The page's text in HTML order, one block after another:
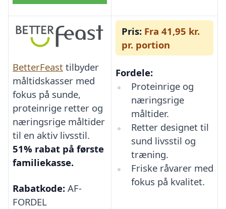
BetterFeast tilbyder
måltidskasser med
fokus på sunde,
proteinrige retter og
næringsrige måltider
til en aktiv livsstil.
51% rabat på første
familiekasse.
Rabatkode: AF-
FORDEL
Pris: Fra 41,95 kr.
pr. portion
Fordele:
Proteinrige og
næringsrige
måltider.
Retter designet til
sund livsstil og
træning.
Friske råvarer med
fokus på kvalitet.